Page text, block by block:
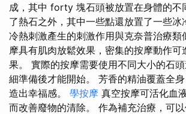
成，其中 forty 塊石頭被放置在身體的不
了熱石之外，其中一些點還放置了一些冰
冷熱刺激產生的刺激作用與克奈普治療
摩具有肌肉放鬆效果，密集的按摩動作可
果。 實際的按摩需要使用不同大小的石
細準備後才能開始。 芳香的精油覆蓋全
造出幸福感。 學按摩 真空按摩可活化血
而改善廢物的清除。 作為補充治療，可